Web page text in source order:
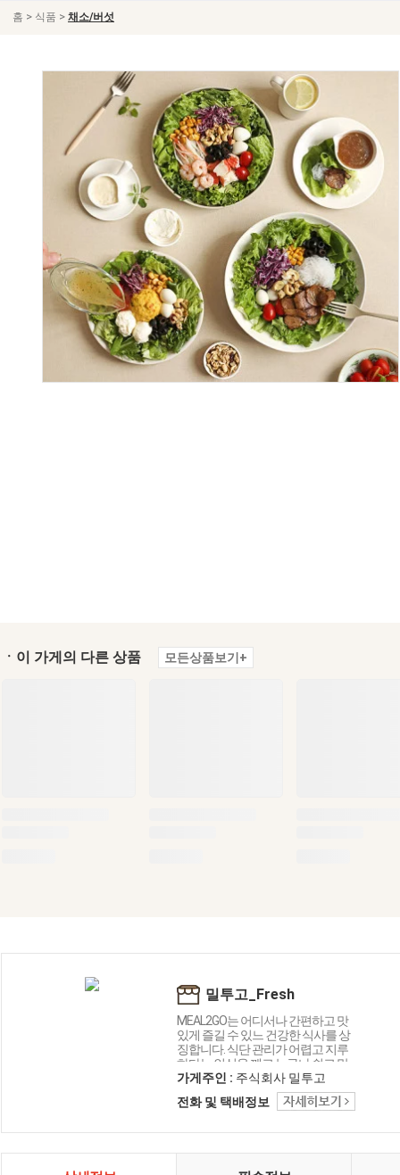
홈 > 식품 > 채소/버섯
ㆍ이 가게의 다른 상품 모든상품보기+
밀투고_Fresh
MEAL2GO는 어디서나 간편하고 맛
있게 즐길 수 있느 건강한 식사를 상
징합니다. 식단 관리가 어렵고 지루
하다는 인식을 깨고 누구나 쉽고 맛
있게 즐길 수 있는 식단 솔루션을 만
드는 것을 목표로 합니다. 단순한 식
단 브랜드를 넘어 고객들에게 지속
션을 제시합니다. 우리의 브랜드는
가게주인 : 주식회사 밀투고
전화 및 택배정보